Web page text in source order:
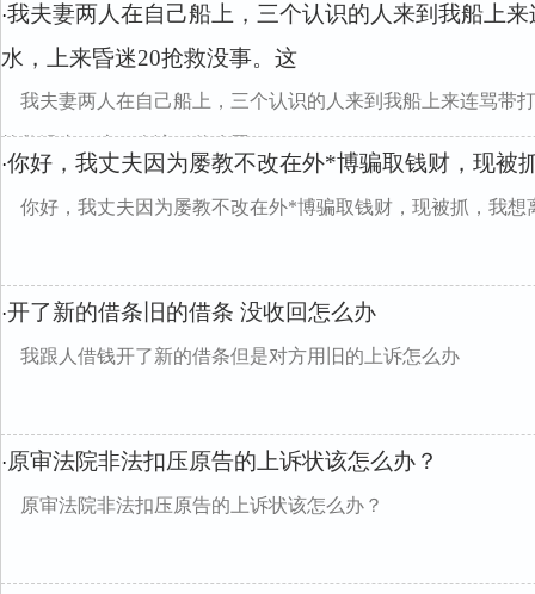
·我夫妻两人在自己船上，三个认识的人来到我船上
水，上来昏迷20抢救没事。这
我夫妻两人在自己船上，三个认识的人来到我船上来连骂带
抢救没事。这三人该犯什么罪
·你好，我丈夫因为屡教不改在外*博骗取钱财，现被
你好，我丈夫因为屡教不改在外*博骗取钱财，现被抓，我想
·开了新的借条旧的借条 没收回怎么办
我跟人借钱开了新的借条但是对方用旧的上诉怎么办
·原审法院非法扣压原告的上诉状该怎么办？
原审法院非法扣压原告的上诉状该怎么办？